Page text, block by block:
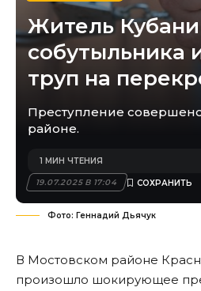
Житель
собутыльника
труп на
Преступление
районе.
19.07.2025 В 17:04
1 МИН ЧТЕНИЯ
Фото: Геннадий Дьячук
В Мостовском районе
произошло шокирующее